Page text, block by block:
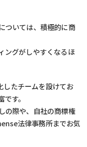
ついては、積極的に商
ングがしやすくなるほ
たチームを設けてお
す。
の際や、自社の商標権
法律事務所までお気